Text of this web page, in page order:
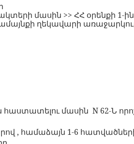
մասին >> ՀՀ օրենքի 1-ին
ղեկավարի
հաստատելու մասին N 62-Ն
, համաձայն 1-6